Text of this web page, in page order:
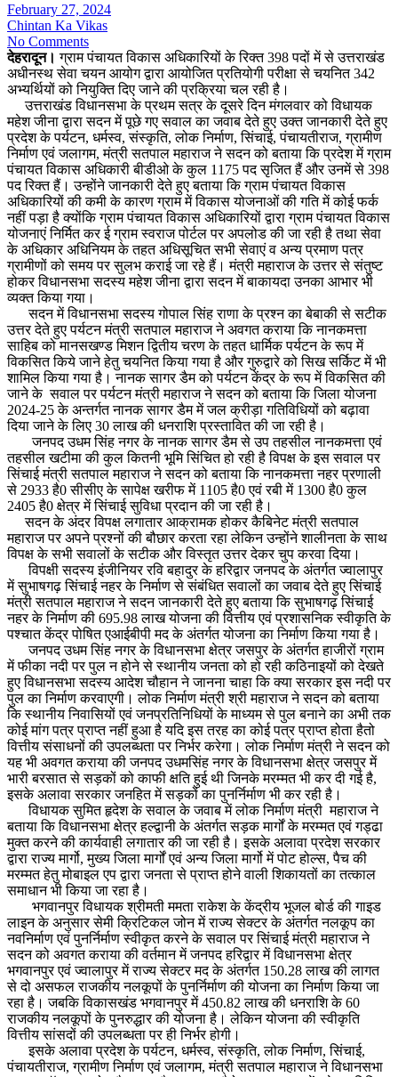
February 27, 2024
Chintan Ka Vikas
No Comments
देहरादून। ग्राम पंचायत विकास अधिकारियों के रिक्त 398 पदों में से उत्तराखंड
अधीनस्थ सेवा चयन आयोग द्वारा आयोजित प्रतियोगी परीक्षा से चयनित 342
अभ्यर्थियों को नियुक्ति दिए जाने की प्रक्रिया चल रही है।
उत्तराखंड विधानसभा के प्रथम सत्र के दूसरे दिन मंगलवार को विधायक
महेश जीना द्वारा सदन में पूछे गए सवाल का जवाब देते हुए उक्त जानकारी देते हुए
प्रदेश के पर्यटन, धर्मस्व, संस्कृति, लोक निर्माण, सिंचाई, पंचायतीराज, ग्रामीण
निर्माण एवं जलागम, मंत्री सतपाल महाराज ने सदन को बताया कि प्रदेश में ग्राम
पंचायत विकास अधिकारी बीडीओ के कुल 1175 पद सृजित हैं और उनमें से 398
पद रिक्त हैं। उन्होंने जानकारी देते हुए बताया कि ग्राम पंचायत विकास
अधिकारियों की कमी के कारण ग्राम में विकास योजनाओं की गति में कोई फर्क
नहीं पड़ा है क्योंकि ग्राम पंचायत विकास अधिकारियों द्वारा ग्राम पंचायत विकास
योजनाएं निर्मित कर ई ग्राम स्वराज पोर्टल पर अपलोड की जा रही है तथा सेवा
के अधिकार अधिनियम के तहत अधिसूचित सभी सेवाएं व अन्य प्रमाण पत्र
ग्रामीणों को समय पर सुलभ कराई जा रहे हैं। मंत्री महाराज के उत्तर से संतुष्ट
होकर विधानसभा सदस्य महेश जीना द्वारा सदन में बाकायदा उनका आभार भी
व्यक्त किया गया।
सदन में विधानसभा सदस्य गोपाल सिंह राणा के प्रश्न का बेबाकी से सटीक
उत्तर देते हुए पर्यटन मंत्री सतपाल महाराज ने अवगत कराया कि नानकमत्ता
साहिब को मानसखण्ड मिशन द्वितीय चरण के तहत धार्मिक पर्यटन के रूप में
विकसित किये जाने हेतु चयनित किया गया है और गुरुद्वारे को सिख सर्किट में भी
शामिल किया गया है। नानक सागर डैम को पर्यटन केंद्र के रूप में विकसित की
जाने के सवाल पर पर्यटन मंत्री महाराज ने सदन को बताया कि जिला योजना
2024-25 के अन्तर्गत नानक सागर डैम में जल क्रीड़ा गतिविधियों को बढ़ावा
दिया जाने के लिए 30 लाख की धनराशि प्रस्तावित की जा रही है।
जनपद उधम सिंह नगर के नानक सागर डैम से उप तहसील नानकमत्ता एवं
तहसील खटीमा की कुल कितनी भूमि सिंचित हो रही है विपक्ष के इस सवाल पर
सिंचाई मंत्री सतपाल महाराज ने सदन को बताया कि नानकमत्ता नहर प्रणाली
से 2933 है0 सीसीए के सापेक्ष खरीफ में 1105 है0 एवं रबी में 1300 है0 कुल
2405 है0 क्षेत्र में सिंचाई सुविधा प्रदान की जा रही है।
सदन के अंदर विपक्ष लगातार आक्रामक होकर कैबिनेट मंत्री सतपाल
महाराज पर अपने प्रश्नों की बौछार करता रहा लेकिन उन्होंने शालीनता के साथ
विपक्ष के सभी सवालों के सटीक और विस्तृत उत्तर देकर चुप करवा दिया।
विपक्षी सदस्य इंजीनियर रवि बहादुर के हरिद्वार जनपद के अंतर्गत ज्वालापुर
में सुभाषगढ़ सिंचाई नहर के निर्माण से संबंधित सवालों का जवाब देते हुए सिंचाई
मंत्री सतपाल महाराज ने सदन जानकारी देते हुए बताया कि सुभाषगढ़ सिंचाई
नहर के निर्माण की 695.98 लाख योजना की वित्तीय एवं प्रशासनिक स्वीकृति के
पश्चात केंद्र पोषित एआईबीपी मद के अंतर्गत योजना का निर्माण किया गया है।
जनपद उधम सिंह नगर के विधानसभा क्षेत्र जसपुर के अंतर्गत हाजीरों ग्राम
में फीका नदी पर पुल न होने से स्थानीय जनता को हो रही कठिनाइयों को देखते
हुए विधानसभा सदस्य आदेश चौहान ने जानना चाहा कि क्या सरकार इस नदी पर
पुल का निर्माण करवाएगी। लोक निर्माण मंत्री श्री महाराज ने सदन को बताया
कि स्थानीय निवासियों एवं जनप्रतिनिधियों के माध्यम से पुल बनाने का अभी तक
कोई मांग पत्र प्राप्त नहीं हुआ है यदि इस तरह का कोई पत्र प्राप्त होता हैतो
वित्तीय संसाधनों की उपलब्धता पर निर्भर करेगा। लोक निर्माण मंत्री ने सदन को
यह भी अवगत कराया की जनपद उधमसिंह नगर के विधानसभा क्षेत्र जसपुर में
भारी बरसात से सड़कों को काफी क्षति हुई थी जिनके मरम्मत भी कर दी गई है,
इसके अलावा सरकार जनहित में सड़कों का पुनर्निर्माण भी कर रही है।
विधायक सुमित हृदेश के सवाल के जवाब में लोक निर्माण मंत्री महाराज ने
बताया कि विधानसभा क्षेत्र हल्द्वानी के अंतर्गत सड़क मार्गों के मरम्मत एवं गड्ढा
मुक्त करने की कार्यवाही लगातार की जा रही है। इसके अलावा प्रदेश सरकार
द्वारा राज्य मार्गो, मुख्य जिला मार्गों एवं अन्य जिला मार्गो में पोट होल्स, पैच की
मरम्मत हेतु मोबाइल एप द्वारा जनता से प्राप्त होने वाली शिकायतों का तत्काल
समाधान भी किया जा रहा है।
भगवानपुर विधायक श्रीमती ममता राकेश के केंद्रीय भूजल बोर्ड की गाइड
लाइन के अनुसार सेमी क्रिटिकल जोन में राज्य सेक्टर के अंतर्गत नलकूप का
नवनिर्माण एवं पुनर्निर्माण स्वीकृत करने के सवाल पर सिंचाई मंत्री महाराज ने
सदन को अवगत कराया की वर्तमान में जनपद हरिद्वार में विधानसभा क्षेत्र
भगवानपुर एवं ज्वालापुर में राज्य सेक्टर मद के अंतर्गत 150.28 लाख की लागत
से दो असफल राजकीय नलकूपों के पुनर्निर्माण की योजना का निर्माण किया जा
रहा है। जबकि विकासखंड भगवानपुर में 450.82 लाख की धनराशि के 60
राजकीय नलकूपों के पुनरुद्धार की योजना है। लेकिन योजना की स्वीकृति
वित्तीय सांसदों की उपलब्धता पर ही निर्भर होगी।
इसके अलावा प्रदेश के पर्यटन, धर्मस्व, संस्कृति, लोक निर्माण, सिंचाई,
पंचायतीराज, ग्रामीण निर्माण एवं जलागम, मंत्री सतपाल महाराज ने विधानसभा